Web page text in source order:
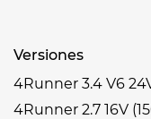
Versiones
4Runner 3.4 V6
4Runner 2.7 16V